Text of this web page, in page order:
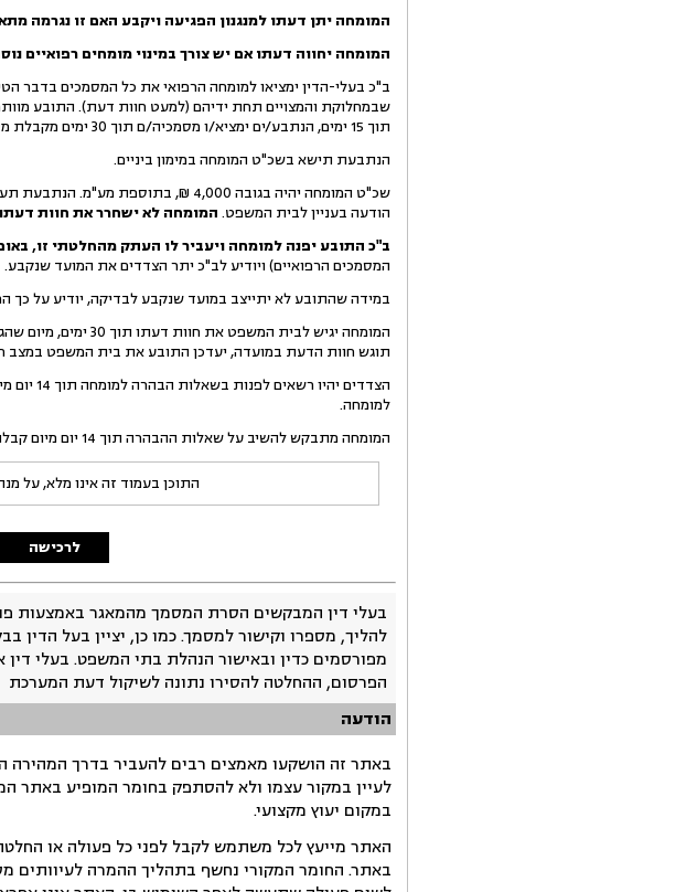
המומחה יתן דעתו למנגנון הפגיעה ויקבע האם זו נגרמה
המומחה יחווה דעתו אם יש צורך במינוי מומחים רפואיים
ב"כ בעלי-הדין ימציאו למומחה הרפואי את כל המסמכים בדבר
שבמחלוקת והמצויים תחת ידיהם (למעט חוות דעת). התובע
תוך 15 ימים, הנתבע/ים ימציא/ו מסמכיה/ם תוך 30 ימים מקבלת מסמכי התובע.
הנתבעת תישא בשכ"ט המומחה במימון ביניים.
הודעה בעניין לבית המשפט. המומחה לא ישחרר את חוות
ב"כ התובע יפנה למומחה ויעביר לו העתק מהחלטתי זו,
המסמכים הרפואיים) ויודיע לב"כ יתר הצדדים את המועד שנקבע.
במידה שהתובע לא יתייצב במועד שנקבע לבדיקה, יודיע על
המומחה יגיש לבית
תוגש חוות הדעת במועדה, יעדכן התובע את בית המשפט במצב
הצדדים
למומחה.
המומחה מתבקש להשיב על שאלות ההבהרה תוך 14 יום מיום קבלתן.
התוכן בעמוד זה אינו מלא, על
לרכישה
בעלי דין המבקשים הסרת המסמך מהמאגר באמצעות
להליך, מספרו וקישור למסמך. כמו כן, יציין בעל
מפורסמים כדין ובאישור הנהלת בתי המשפט. בעלי
הפרסום, ההחלטה להסירו נתונה לשיקול דעת המערכת
הודעה
באתר זה הושקעו מאמצים רבים להעביר בדרך המהירה
לעיין במקור עצמו ולא להסתפק בחומר המופיע באתר
במקום יעוץ מקצועי.
האתר מייעץ לכל משתמש לקבל לפני כל פעולה או
באתר. החומר המקורי נחשף בתהליך ההמרה לעיוותים